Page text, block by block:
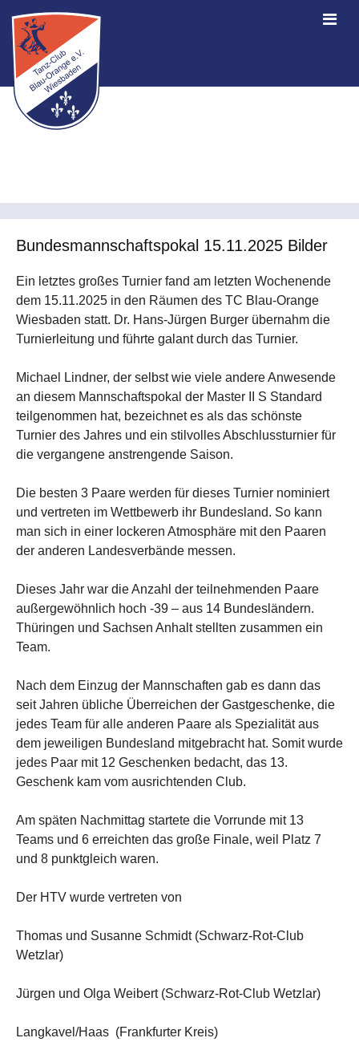
Bundesmannschaftspokal 15.11.2025 Bilder
Ein letztes großes Turnier fand am letzten Wochenende
dem 15.11.2025 in den Räumen des TC Blau-Orange
Wiesbaden statt. Dr. Hans-Jürgen Burger übernahm die
Turnierleitung und führte galant durch das Turnier.
Michael Lindner, der selbst wie viele andere Anwesende
an diesem Mannschaftspokal der Master II S Standard
teilgenommen hat, bezeichnet es als das schönste
Turnier des Jahres und ein stilvolles Abschlussturnier für
die vergangene anstrengende Saison.
Die besten 3 Paare werden für dieses Turnier nominiert
und vertreten im Wettbewerb ihr Bundesland. So kann
man sich in einer lockeren Atmosphäre mit den Paaren
der anderen Landesverbände messen.
Dieses Jahr war die Anzahl der teilnehmenden Paare
außergewöhnlich hoch -39 – aus 14 Bundesländern.
Thüringen und Sachsen Anhalt stellten zusammen ein
Team.
Nach dem Einzug der Mannschaften gab es dann das
seit Jahren übliche Überreichen der Gastgeschenke, die
jedes Team für alle anderen Paare als Spezialität aus
dem jeweiligen Bundesland mitgebracht hat. Somit wurde
jedes Paar mit 12 Geschenken bedacht, das 13.
Geschenk kam vom ausrichtenden Club.
Am späten Nachmittag startete die Vorrunde mit 13
Teams und 6 erreichten das große Finale, weil Platz 7
und 8 punktgleich waren.
Der HTV wurde vertreten von
Thomas und Susanne Schmidt (Schwarz-Rot-Club
Wetzlar)
Jürgen und Olga Weibert (Schwarz-Rot-Club Wetzlar)
Langkavel/Haas (Frankfurter Kreis)